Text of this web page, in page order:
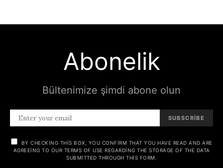
Abonelik
Bültenimize şimdi abone olun
SUBSCRIBE
BY CHECKING THIS BOX, YOU CONFIRM THAT YOU HAVE READ AND ARE
AGREEING TO OUR TERMS OF USE REGARDING THE STORAGE OF THE DATA
SUBMITTED THROUGH THIS FORM.